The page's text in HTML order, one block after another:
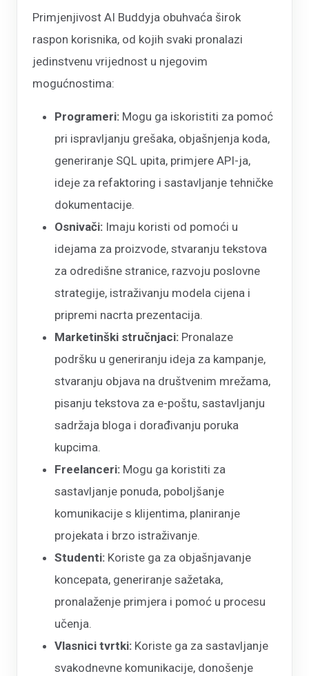
Primjenjivost AI Buddyja obuhvaća širok
raspon korisnika, od kojih svaki pronalazi
jedinstvenu vrijednost u njegovim
mogućnostima:
Programeri: Mogu ga iskoristiti za pomoć
pri ispravljanju grešaka, objašnjenja koda,
generiranje SQL upita, primjere API-ja,
ideje za refaktoring i sastavljanje tehničke
dokumentacije.
Osnivači: Imaju koristi od pomoći u
idejama za proizvode, stvaranju tekstova
za odredišne stranice, razvoju poslovne
strategije, istraživanju modela cijena i
pripremi nacrta prezentacija.
Marketinški stručnjaci: Pronalaze
podršku u generiranju ideja za kampanje,
stvaranju objava na društvenim mrežama,
pisanju tekstova za e-poštu, sastavljanju
sadržaja bloga i dorađivanju poruka
kupcima.
Freelanceri: Mogu ga koristiti za
sastavljanje ponuda, poboljšanje
komunikacije s klijentima, planiranje
projekata i brzo istraživanje.
Studenti: Koriste ga za objašnjavanje
koncepata, generiranje sažetaka,
pronalaženje primjera i pomoć u procesu
učenja.
Vlasnici tvrtki: Koriste ga za sastavljanje
svakodnevne komunikacije, donošenje